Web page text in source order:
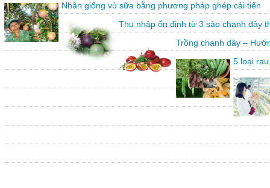
Nhân giống vú sữa bằng phương pháp ghép cải tiến
Thu nhập ổn định từ 3 sào chanh dây
Trồng chanh dây –
5 loại